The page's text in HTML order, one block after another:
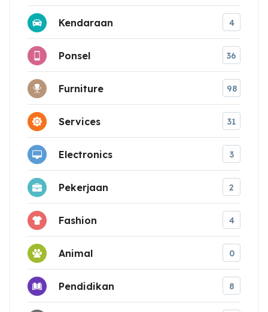
Kendaraan 4
Ponsel 36
Furniture 98
Services 31
Electronics 3
Pekerjaan 2
Fashion 4
Animal 0
Pendidikan 8